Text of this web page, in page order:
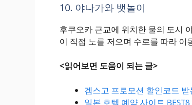
10. 야나가와 뱃놀이
후쿠오카 근교에 위치한 물의 도시
이 직접 노를 저으며 수로를 따라
<읽어보면 도움이 되는 글>
겜스고 프로모션 할인코드 받
일본 호텔 예약 사이트 BEST8